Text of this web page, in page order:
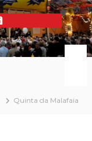
Quinta da Malafaia